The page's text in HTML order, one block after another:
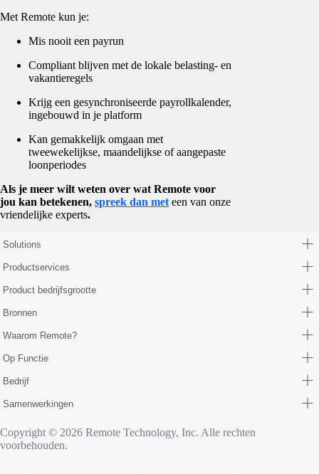
Met Remote kun je:
Mis nooit een payrun
Compliant blijven met de lokale belasting- en
vakantieregels
Krijg een gesynchroniseerde payrollkalender,
ingebouwd in je platform
Kan gemakkelijk omgaan met
tweewekelijkse, maandelijkse of aangepaste
loonperiodes
Als je meer wilt weten over wat Remote voor
jou kan betekenen, spreek dan met een van onze
vriendelijke experts.
Solutions
Productservices
Product bedrijfsgrootte
Bronnen
Waarom Remote?
Op Functie
Bedrijf
Samenwerkingen
Copyright © 2026 Remote Technology, Inc. Alle rechten
voorbehouden.